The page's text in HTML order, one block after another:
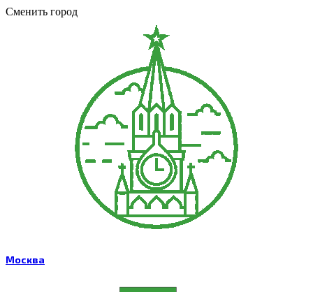
Сменить город
Москва